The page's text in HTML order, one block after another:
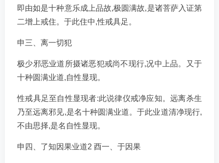
即由如是十种意乐成上品故,极圆满故,是诸菩萨入证第
二增上戒住。于此住中,性戒具足。
申三、离一切犯
极少邪恶业道所摄诸恶犯戒尚不现行,况中上品。又于
十种圆满业道,自性显现。
性戒具足至自性显现者:此说律仪戒净应知。远离杀生
乃至远离邪见,是名十种圆满业道。于此业道清净现行,
不由思择,是名自性显现。
申四、了知因果业道2 酉一、于因果